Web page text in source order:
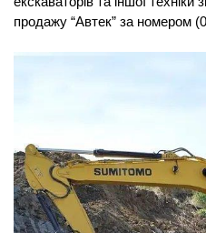
продажу “Автек” за номером